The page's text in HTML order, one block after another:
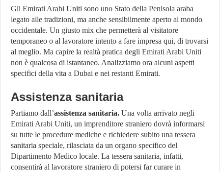
Gli Emirati Arabi Uniti sono uno Stato della Penisola araba
legato alle tradizioni, ma anche sensibilmente aperto al mondo
occidentale. Un giusto mix che permetterà al visitatore
temporaneo o al lavoratore intento a fare impresa qui, di trovarsi
al meglio. Ma capire la realtà pratica degli Emirati Arabi Uniti
non è qualcosa di istantaneo. Analizziamo ora alcuni aspetti
specifici della vita a Dubai e nei restanti Emirati.
Assistenza sanitaria
Partiamo dall’assistenza sanitaria. Una volta arrivato negli
Emirati Arabi Uniti, un imprenditore straniero dovrà informarsi
su tutte le procedure mediche e richiedere subito una tessera
sanitaria speciale, rilasciata da un organo specifico del
Dipartimento Medico locale. La tessera sanitaria, infatti,
consentirà al lavoratore straniero di potersi far curare in